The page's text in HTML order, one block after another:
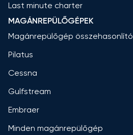
Last minute charter
MAGÁNREPÜLŐGÉPEK
Magánrepülőgép összehasonlító
Pilatus
Cessna
Gulfstream
Embraer
Minden magánrepülőgép